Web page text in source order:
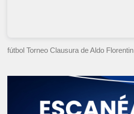
fútbol Torneo Clausura de Aldo Florentin